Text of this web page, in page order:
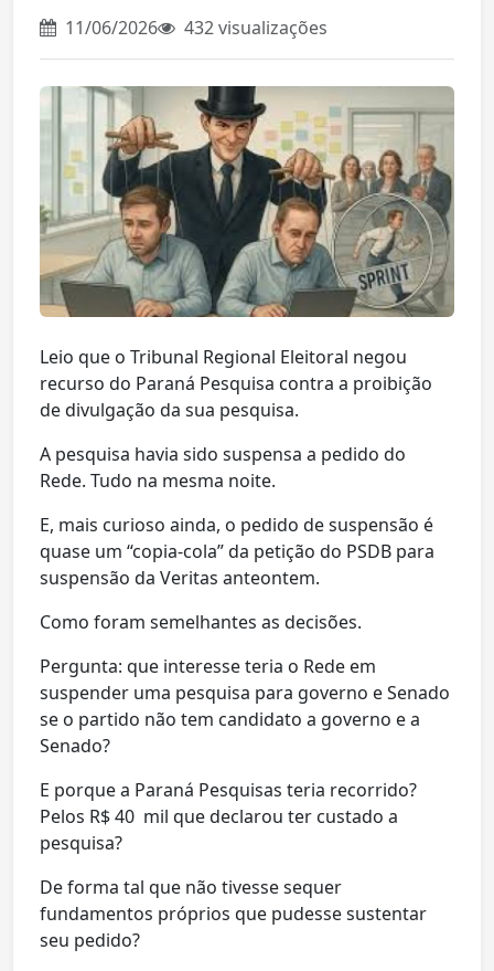
11/06/2026 432 visualizações
Leio que o Tribunal Regional Eleitoral negou
recurso do Paraná Pesquisa contra a proibição
de divulgação da sua pesquisa.
A pesquisa havia sido suspensa a pedido do
Rede. Tudo na mesma noite.
E, mais curioso ainda, o pedido de suspensão é
quase um “copia-cola” da petição do PSDB para
suspensão da Veritas anteontem.
Como foram semelhantes as decisões.
Pergunta: que interesse teria o Rede em
suspender uma pesquisa para governo e Senado
se o partido não tem candidato a governo e a
Senado?
E porque a Paraná Pesquisas teria recorrido?
Pelos R$ 40 mil que declarou ter custado a
pesquisa?
De forma tal que não tivesse sequer
fundamentos próprios que pudesse sustentar
seu pedido?